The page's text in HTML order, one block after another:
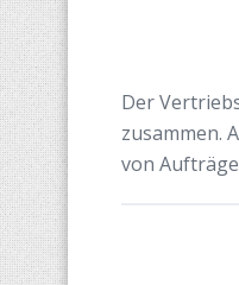
Der
zusammen.
von